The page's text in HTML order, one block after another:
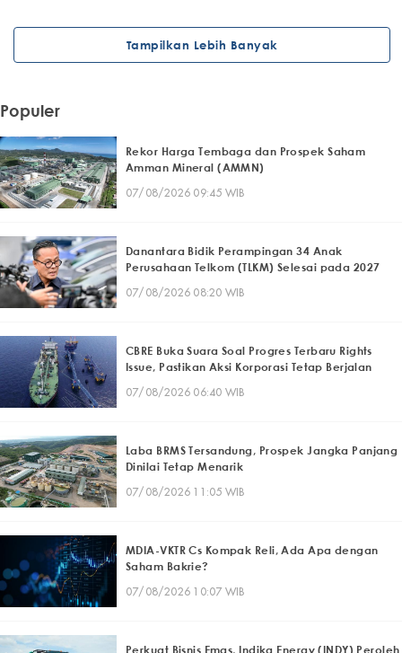
Tampilkan Lebih Banyak
Populer
Rekor Harga Tembaga dan Prospek Saham
Amman Mineral (AMMN)
07/08/2026 09:45 WIB
Danantara Bidik Perampingan 34 Anak
Perusahaan Telkom (TLKM) Selesai pada 2027
07/08/2026 08:20 WIB
CBRE Buka Suara Soal Progres Terbaru Rights
Issue, Pastikan Aksi Korporasi Tetap Berjalan
07/08/2026 06:40 WIB
Laba BRMS Tersandung, Prospek Jangka Panjang
Dinilai Tetap Menarik
07/08/2026 11:05 WIB
MDIA-VKTR Cs Kompak Reli, Ada Apa dengan
Saham Bakrie?
07/08/2026 10:07 WIB
Perkuat Bisnis Emas, Indika Energy (INDY) Peroleh